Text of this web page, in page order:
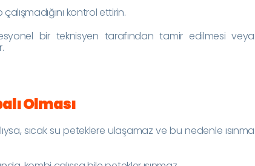
kontrol ettirin.
bir teknisyen tarafından tamir edilmesi veya
Olması
sıcak su peteklere ulaşamaz ve bu nedenle ısınma